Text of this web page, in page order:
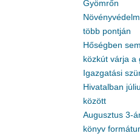
Gyömrőn
több pontján
Hőségben
közkút várja a
Igazgatási
Hivatalban
között
Augusztus 3-
könyv